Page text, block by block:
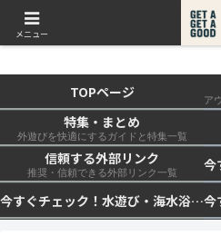
get a get
TOPページ
特集・まとめ
外遊びを快適にするガイドと特集一覧
信頼する外部リンク
推奨・信頼できる外部リンク一覧
今すぐチェック！水遊び・海水浴の快適化計画｜浮き輪・服装・日陰・安全対策を総まとめ🏖️🌊✨
メニュー